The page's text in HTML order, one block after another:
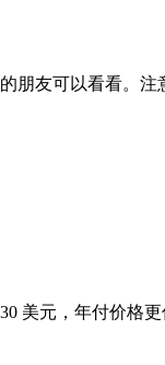
朋友可以看看。
美元，年付价格